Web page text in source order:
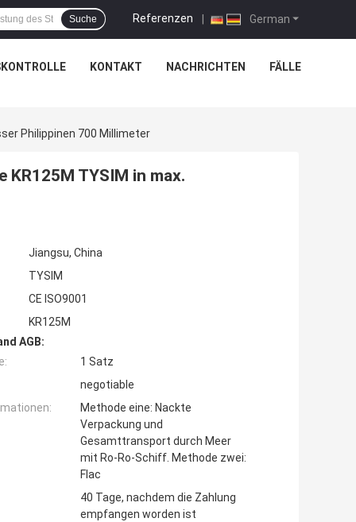
German
Referenzen |
Suche
KONTAKT NACHRICHTEN FÄLLE
Philippinen 700 Millimeter
KR125M TYSIM in max.
Jiangsu, China
TYSIM
CE ISO9001
KR125M
AGB:
1 Satz
negotiable
Methode eine: Nackte
Verpackung und
Gesamttransport durch Meer
mit Ro-Ro-Schiff. Methode zwei:
Flac
40 Tage, nachdem die Zahlung
empfangen worden ist